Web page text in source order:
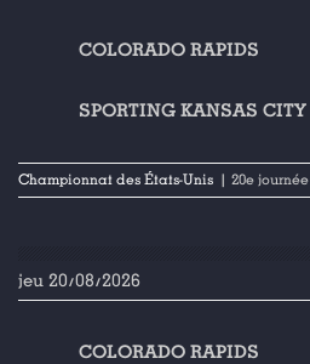
COLORADO RAPIDS
SPORTING KANSAS CITY
Championnat des États-Unis | 20e journée
jeu 20/08/2026
COLORADO RAPIDS